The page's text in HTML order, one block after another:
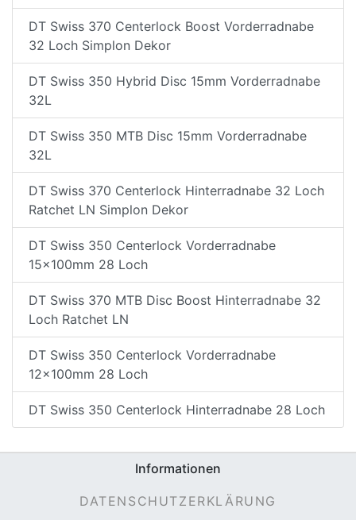
DT Swiss 370 Centerlock Boost Vorderradnabe
32 Loch Simplon Dekor
DT Swiss 350 Hybrid Disc 15mm Vorderradnabe
32L
DT Swiss 350 MTB Disc 15mm Vorderradnabe
32L
DT Swiss 370 Centerlock Hinterradnabe 32 Loch
Ratchet LN Simplon Dekor
DT Swiss 350 Centerlock Vorderradnabe
15x100mm 28 Loch
DT Swiss 370 MTB Disc Boost Hinterradnabe 32
Loch Ratchet LN
DT Swiss 350 Centerlock Vorderradnabe
12x100mm 28 Loch
DT Swiss 350 Centerlock Hinterradnabe 28 Loch
Informationen
DATENSCHUTZERKLÄRUNG